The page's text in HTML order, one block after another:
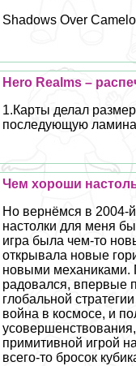
Shadows Over
Hero Realms –
1.Карты делал
последующую
Чем хороши
Но вернёмся в 2004-
настолки для меня
игра была чем-то
открывала новые
новыми механиками.
радовался, впервые
глобальной
война в космосе, и
примитивной игрой
всего-то бросок